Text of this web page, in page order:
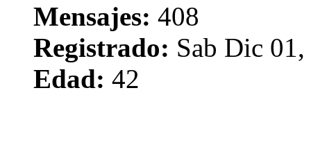
Mensajes: 408
Registrado: Sab Dic
Edad: 42